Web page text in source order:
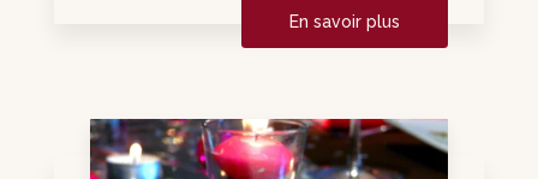
En savoir plus